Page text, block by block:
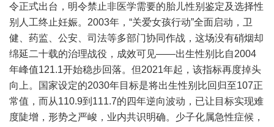
令正式出台，明令禁止非医学需要的胎儿性别鉴定及选择性
别人工终止妊娠。2003年，“关爱女孩行动”全面启动，卫
健、药监、公安、司法等多部门协同作战，这场没有硝烟却
绵延二十载的治理战役，成效可见——出生性别比自2004
年峰值121.1开始稳步回落。但2021年起，该指标再度掉头
向上。国家设定的2030年目标是将出生性别比回归至107正
常值，而从110.9到111.7的四年逆向波动，已让目标实现难
度陡增，形势之严峻，业内共识明确。少子化属急性症候，